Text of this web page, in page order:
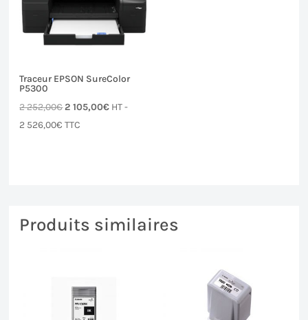
Traceur EPSON SureColor
P5300
2 252,00€ Le
prix
2 105,00€Le
HT -
2 526,00€ TTC
Produits similaires